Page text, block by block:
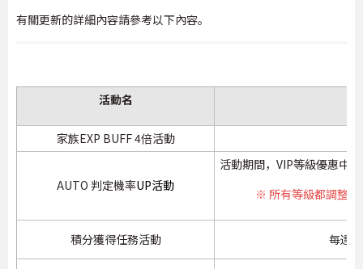
有關更新的詳細內容請參考以下內容。
活動名
家族EXP BUFF 4倍活動
AUTO 判定機率UP活動
活動期間，VIP等級優惠中
※ 所有等級都調整為
積分獲得任務活動 每達